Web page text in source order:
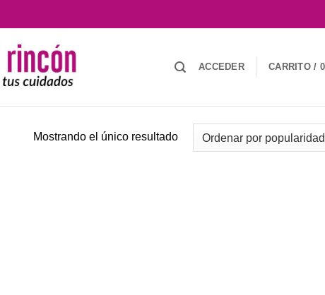
ACCEDER CARRITO /
Mostrando el único resultado